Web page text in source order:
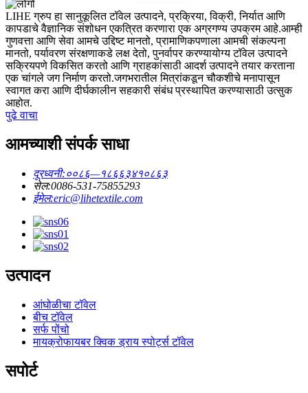
LIHE ग्रुप हा सानुकूलित टॉवेल उत्पादने, प्रक्रिया, विक्री, निर्यात आणि
कापडाचे वैज्ञानिक संशोधन एकत्रित करणारा एक अग्रगण्य उपक्रम आहे.आम्ही
गुणवत्ता आणि सेवा आमचे उद्दिष्ट मानतो, प्रामाणिकपणाला आमची संकल्पना
मानतो, पर्यावरण संरक्षणाकडे लक्ष देतो, पुनर्वापर करण्यायोग्य टॉवेल उत्पादने
सक्रियपणे विकसित करतो आणि ग्राहकांसाठी आदर्श उत्पादने तयार करताना
एक चांगले जग निर्माण करतो.जगभरातील मित्रांकडून चौकशीचे मनापासून
स्वागत करा आणि दीर्घकालीन सहकारी संबंध प्रस्थापित करण्यासाठी उत्सुक
आहोत.
पुढे वाचा
आमच्याशी संपर्क साधा
दूरध्वनी:००८६—१८६६३४१०८६३
सेल:0086-531-75855293
ईमेल:eric@lihetextile.com
उत्पादन
आंघोळीचा टॉवेल
बीच टॉवेल
सर्फ पोंचो
मायक्रोफायबर क्विक ड्राय स्पोर्ट्स टॉवेल
सपोर्ट